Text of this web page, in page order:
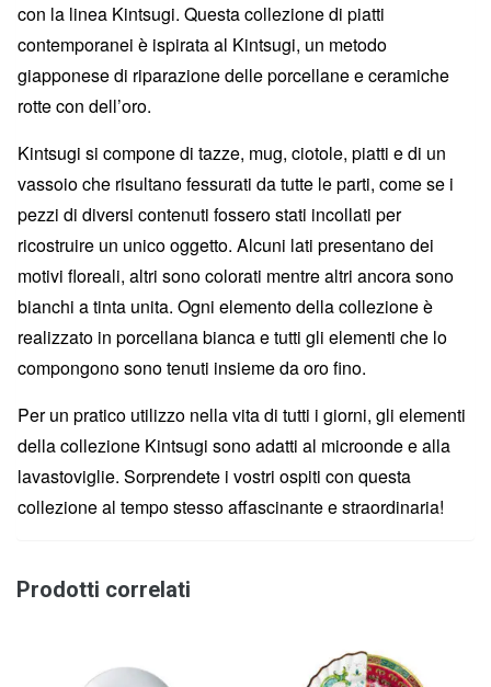
con la linea Kintsugi. Questa collezione di piatti
contemporanei è ispirata al Kintsugi, un metodo
giapponese di riparazione delle porcellane e ceramiche
rotte con dell’oro.
Kintsugi si compone di tazze, mug, ciotole, piatti e di un
vassoio che risultano fessurati da tutte le parti, come se i
pezzi di diversi contenuti fossero stati incollati per
ricostruire un unico oggetto. Alcuni lati presentano dei
motivi floreali, altri sono colorati mentre altri ancora sono
bianchi a tinta unita. Ogni elemento della collezione è
realizzato in porcellana bianca e tutti gli elementi che lo
compongono sono tenuti insieme da oro fino.
Per un pratico utilizzo nella vita di tutti i giorni, gli elementi
della collezione Kintsugi sono adatti al microonde e alla
lavastoviglie. Sorprendete i vostri ospiti con questa
collezione al tempo stesso affascinante e straordinaria!
Prodotti correlati